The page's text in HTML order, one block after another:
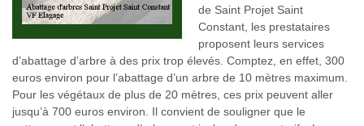
de Saint Projet Saint
Constant, les prestataires
proposent leurs services
d’abattage d’arbre à des prix trop élevés. Comptez, en effet, 300
euros environ pour l’abattage d’un arbre de 10 mètres maximum.
Pour les végétaux de plus de 20 mètres, ces prix peuvent aller
jusqu’à 700 euros environ. Il convient de souligner que le